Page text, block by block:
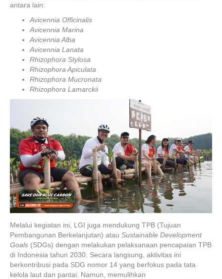
antara lain:
Avicennia Officinalis
Avicennia Marina
Avicennia Alba
Avicennia Lanata
Rhizophora Stylosa
Rhizophora Apiculata
Rhizophora Mucronata
Rhizophora Lamarckii
Melalui kegiatan ini, LGI juga mendukung TPB (Tujuan
Pembangunan Berkelanjutan) atau Sustainable Development
Goals (SDGs) dengan melakukan pelaksanaan pencapaian TPB
di Indonesia tahun 2030. Secara langsung, aktivitas ini
berkontribusi pada SDG nomor 14 yang berfokus pada tata
kelola laut dan pantai. Namun, memulihkan